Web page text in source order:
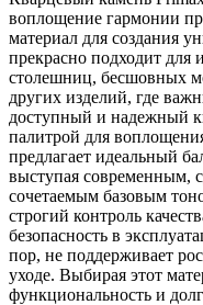
воплощение гармонии
материал для создания
прекрасно подходит для
столешниц, бесшовных
других изделий, где
доступный и надежный
палитрой для
предлагает идеальный
выступая современным,
сочетаемым базовым
строгий контроль
безопасность в
пор, не поддерживает
уходе. Выбирая этот
функциональность и